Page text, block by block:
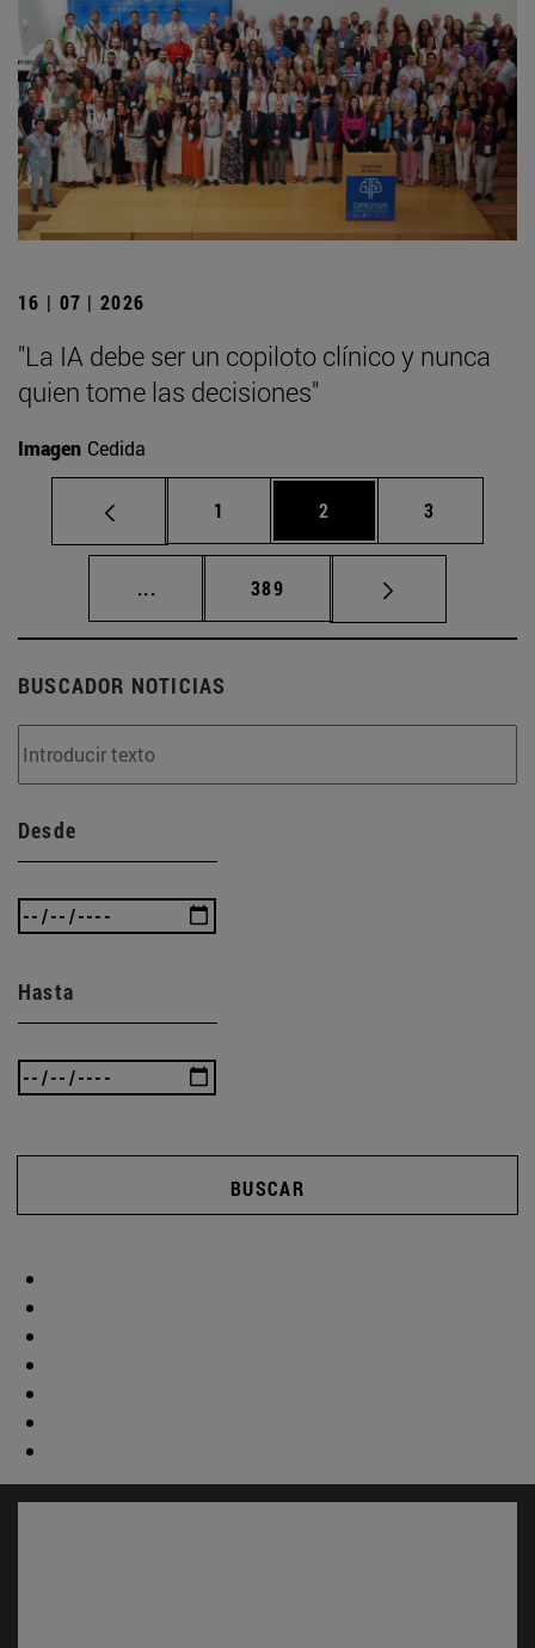
16 | 07 | 2026
"La IA debe ser un copiloto clínico y nunca
quien tome las decisiones"
Imagen Cedida
Página
1 Página
2 Página
3
... Páginas intermedias Use TAB para
Página
389
BUSCADOR NOTICIAS
Desde
Hasta
BUSCAR